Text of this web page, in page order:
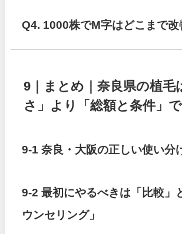
Q4. 1000株でM字はどこまで改
9｜まとめ｜奈良県の植毛
さ」より「総額と条件」
9-1 奈良・大阪の正しい使い分
9-2 最初にやるべきは「比較」
ウンセリング」